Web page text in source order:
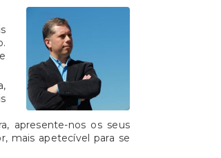
apresente-nos os seus
mais apetecível para se